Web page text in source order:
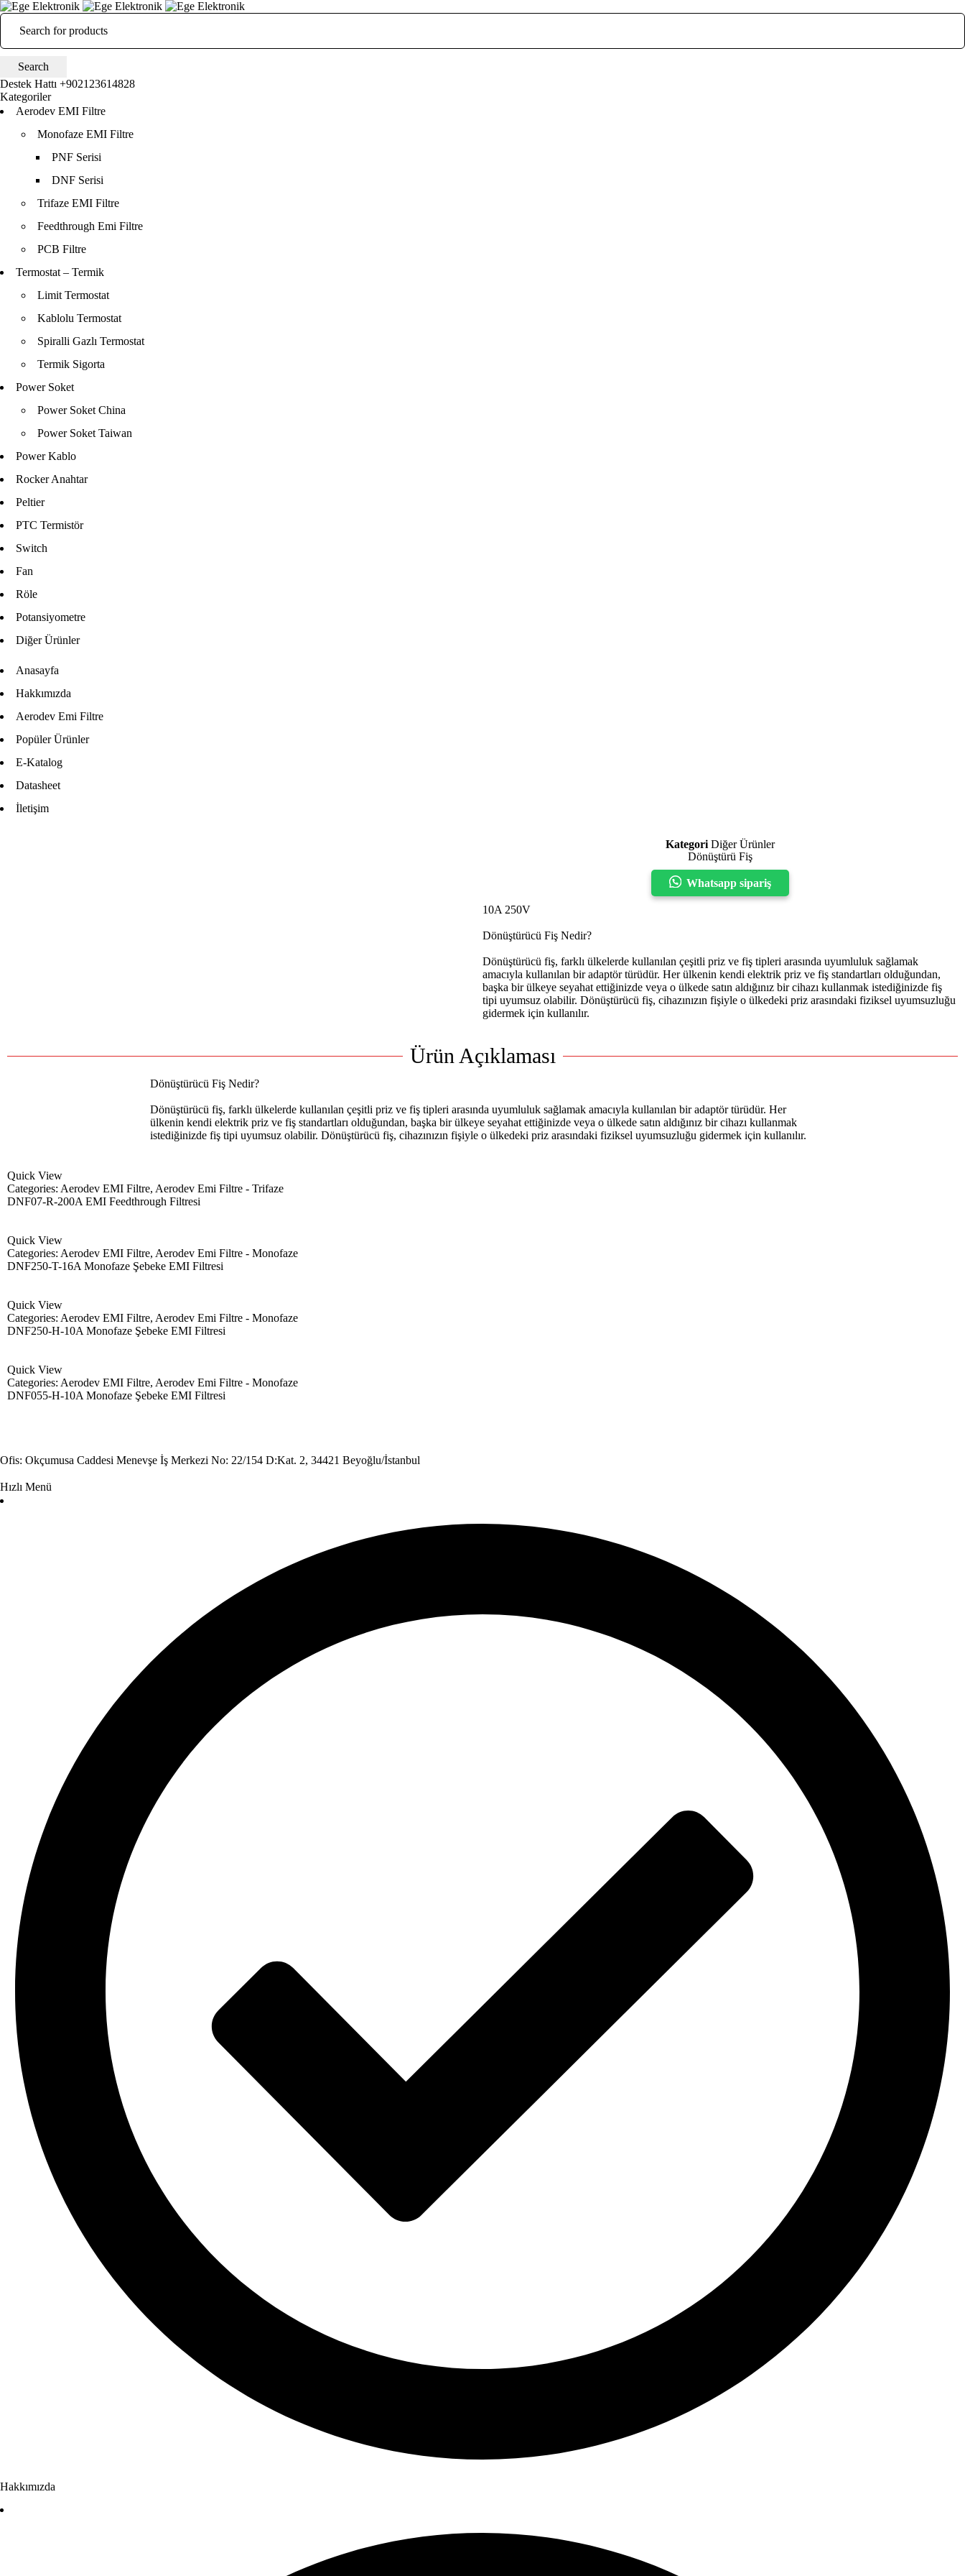
Destek Hattı +902123614828
Kategoriler
Aerodev EMI Filtre
Monofaze EMI Filtre
PNF Serisi
DNF Serisi
Trifaze EMI Filtre
Feedthrough Emi Filtre
PCB Filtre
Termostat – Termik
Limit Termostat
Kablolu Termostat
Spiralli Gazlı Termostat
Termik Sigorta
Power Soket
Power Soket China
Power Soket Taiwan
Power Kablo
Rocker Anahtar
Peltier
PTC Termistör
Switch
Fan
Röle
Potansiyometre
Diğer Ürünler
Anasayfa
Hakkımızda
Aerodev Emi Filtre
Popüler Ürünler
E-Katalog
Datasheet
İletişim
Kategori Diğer Ürünler
Dönüştürü Fiş
Whatsapp sipariş
10A 250V
Dönüştürücü Fiş Nedir?
Dönüştürücü fiş, farklı ülkelerde kullanılan çeşitli priz ve fiş tipleri arasında uyumluluk sağlamak
amacıyla kullanılan bir adaptör türüdür. Her ülkenin kendi elektrik priz ve fiş standartları olduğundan,
başka bir ülkeye seyahat ettiğinizde veya o ülkede satın aldığınız bir cihazı kullanmak istediğinizde fiş
tipi uyumsuz olabilir. Dönüştürücü fiş, cihazınızın fişiyle o ülkedeki priz arasındaki fiziksel uyumsuzluğu
gidermek için kullanılır.
Ürün Açıklaması
Dönüştürücü Fiş Nedir?
Dönüştürücü fiş, farklı ülkelerde kullanılan çeşitli priz ve fiş tipleri arasında uyumluluk sağlamak amacıyla kullanılan bir adaptör türüdür. Her
ülkenin kendi elektrik priz ve fiş standartları olduğundan, başka bir ülkeye seyahat ettiğinizde veya o ülkede satın aldığınız bir cihazı kullanmak
istediğinizde fiş tipi uyumsuz olabilir. Dönüştürücü fiş, cihazınızın fişiyle o ülkedeki priz arasındaki fiziksel uyumsuzluğu gidermek için kullanılır.
Quick View
Categories: Aerodev EMI Filtre, Aerodev Emi Filtre - Trifaze
DNF07-R-200A EMI Feedthrough Filtresi
Quick View
Categories: Aerodev EMI Filtre, Aerodev Emi Filtre - Monofaze
DNF250-T-16A Monofaze Şebeke EMI Filtresi
Quick View
Categories: Aerodev EMI Filtre, Aerodev Emi Filtre - Monofaze
DNF250-H-10A Monofaze Şebeke EMI Filtresi
Quick View
Categories: Aerodev EMI Filtre, Aerodev Emi Filtre - Monofaze
DNF055-H-10A Monofaze Şebeke EMI Filtresi
Ofis: Okçumusa Caddesi Menevşe İş Merkezi No: 22/154 D:Kat. 2, 34421 Beyoğlu/İstanbul
Hızlı Menü
Hakkımızda